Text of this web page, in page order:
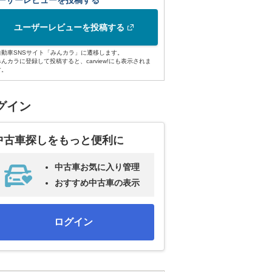
ユーザーレビューを投稿する
車SNSサイト「みんカラ」に遷移します。
んカラに登録して投稿すると、carview!にも表示されま
イン
古車探しをもっと便利に
中古車お気に入り管理
おすすめ中古車の表示
ログイン